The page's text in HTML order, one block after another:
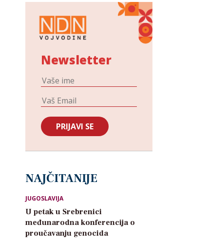
Newsletter
NAJČITANIJE
JUGOSLAVIJA
U petak u Srebrenici
međunarodna konferencija o
proučavanju genocida